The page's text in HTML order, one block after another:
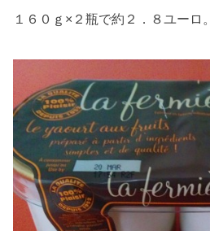
１６０ｇ×２瓶で約２．８ユーロ。